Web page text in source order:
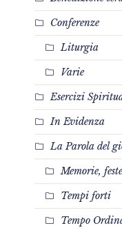
Conferenze
Liturgia
Varie
Esercizi
In Evidenza
La Parola del
Memorie,
Tempi forti
Tempo